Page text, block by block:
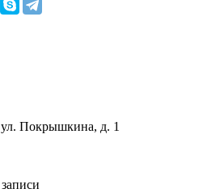
Покрышкина, д. 1